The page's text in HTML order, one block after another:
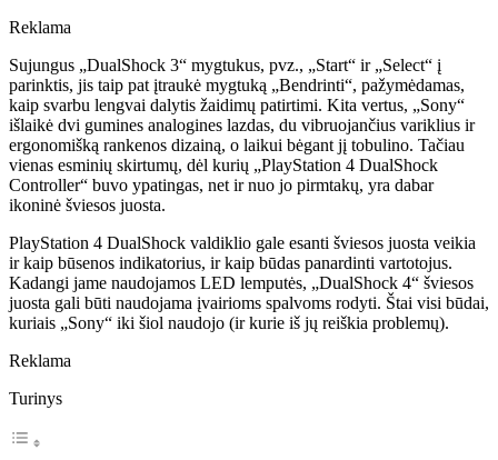
Reklama
Sujungus „DualShock 3“ mygtukus, pvz., „Start“ ir „Select“ į
parinktis, jis taip pat įtraukė mygtuką „Bendrinti“, pažymėdamas,
kaip svarbu lengvai dalytis žaidimų patirtimi. Kita vertus, „Sony“
išlaikė dvi gumines analogines lazdas, du vibruojančius variklius ir
ergonomišką rankenos dizainą, o laikui bėgant jį tobulino. Tačiau
vienas esminių skirtumų, dėl kurių „PlayStation 4 DualShock
Controller“ buvo ypatingas, net ir nuo jo pirmtakų, yra dabar
ikoninė šviesos juosta.
PlayStation 4 DualShock valdiklio gale esanti šviesos juosta veikia
ir kaip būsenos indikatorius, ir kaip būdas panardinti vartotojus.
Kadangi jame naudojamos LED lemputės, „DualShock 4“ šviesos
juosta gali būti naudojama įvairioms spalvoms rodyti. Štai visi būdai,
kuriais „Sony“ iki šiol naudojo (ir kurie iš jų reiškia problemų).
Reklama
Turinys